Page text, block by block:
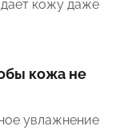
кожу даже
кожа не
увлажнение